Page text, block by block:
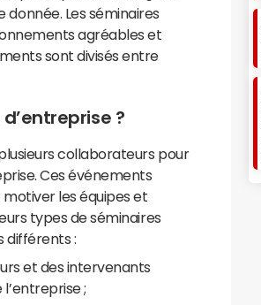
donnée. Les séminaires
agréables et
sont divisés entre
?
collaborateurs pour
Ces événements
les équipes et
types de séminaires
différents :
et des intervenants
;